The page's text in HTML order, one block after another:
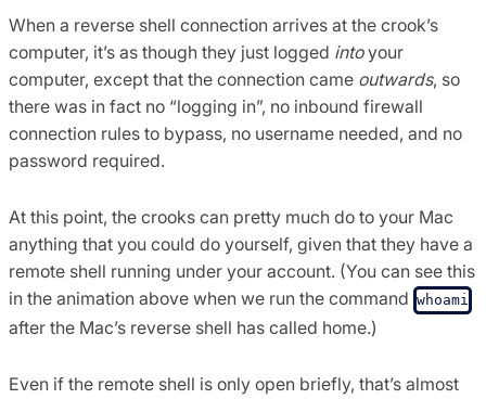
When a reverse shell connection arrives at the crook’s
computer, it’s as though they just logged intoyour
computer, except that the connection came outwards, so
there was in fact no “logging in”, no inbound firewall
connection rules to bypass, no username needed, and no
password required.
At this point, the crooks can pretty much do to your Mac
anything that you could do yourself, given that they have a
remote shell running under your account. (You can see this
in the animation above when we run the command whoami
after the Mac’s reverse shell has called home.)
Even if the remote shell is only open briefly, that’s almost